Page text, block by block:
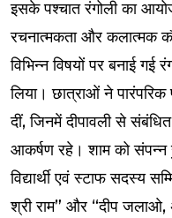
इसके पश्चात रंगोली का
रचनात्मकता और कलात्मक
विभिन्न विषयों पर बनाई गई
लिया। छात्राओं ने पारंपरिक
दीं, जिनमें दीपावली से
आकर्षण रहे। शाम को संपन्न
विद्यार्थी एवं स्टाफ सदस्य
श्री राम” और “दीप